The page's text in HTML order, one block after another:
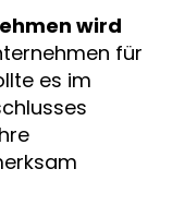
wird
für
es im